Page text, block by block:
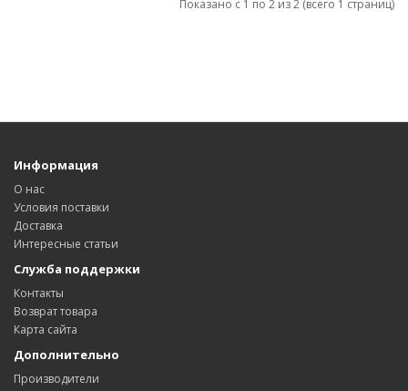
Показано с 1 по 2 из 2 (всего 1 страниц)
Информация
О нас
Условия поставки
Доставка
Интересные статьи
Служба поддержки
Контакты
Возврат товара
Карта сайта
Дополнительно
Производители